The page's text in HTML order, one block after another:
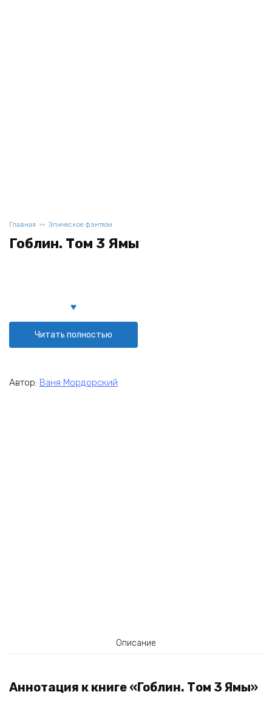
Главная Эпическое фэнтези
Гоблин. Том 3 Ямы
Читать полностью
Автор: Ваня Мордорский
Описание
Аннотация к книге «Гоблин. Том 3 Ямы»